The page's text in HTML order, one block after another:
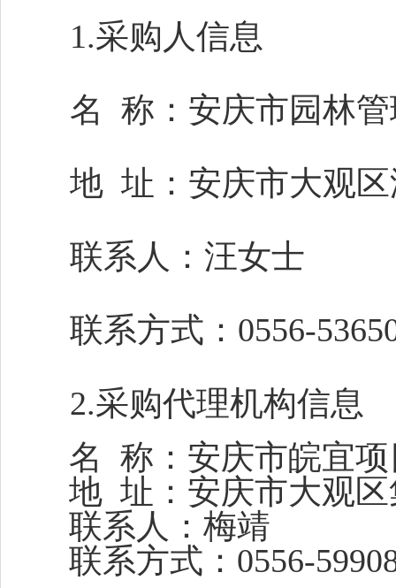
1.采购人信息
名
称：安庆市园林
地 址：安庆市大观
联系人： 汪女士
联系方式： 0556-
2.采购代理机构信息
名
称：安庆市皖宜
地 址：安庆市大观
联系人：梅靖
联系方式： 0556-